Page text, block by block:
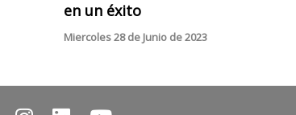
en un éxito
Miercoles 28 de Junio de 2023